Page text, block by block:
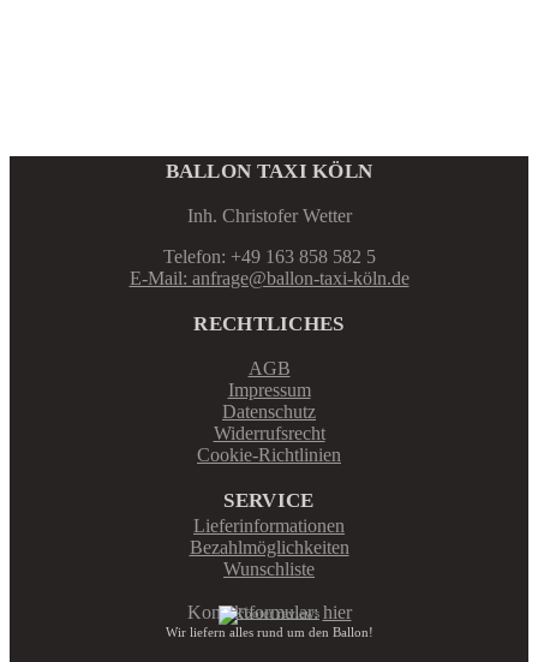
BALLON TAXI KÖLN
Inh. Christofer Wetter
Telefon: +49 163 858 582 5
E-Mail: anfrage@ballon-taxi-köln.de
RECHTLICHES
AGB
Impressum
Datenschutz
Widerrufsrecht
Cookie-Richtlinien
SERVICE
Lieferinformationen
Bezahlmöglichkeiten
Wunschliste
Kontaktformular:hier
Wir liefern alles rund um den Ballon!